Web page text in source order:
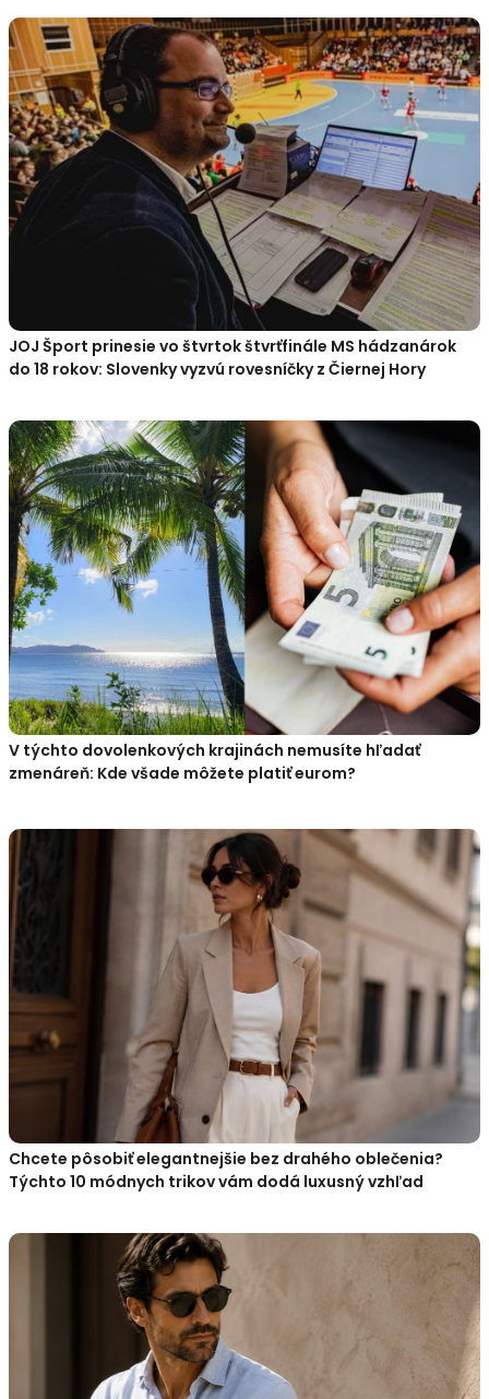
JOJ Šport prinesie vo štvrtok štvrťfinále MS hádzanárok
do 18 rokov: Slovenky vyzvú rovesníčky z Čiernej Hory
V týchto dovolenkových krajinách nemusíte hľadať
zmenáreň: Kde všade môžete platiť eurom?
Chcete pôsobiť elegantnejšie bez drahého oblečenia?
Týchto 10 módnych trikov vám dodá luxusný vzhľad